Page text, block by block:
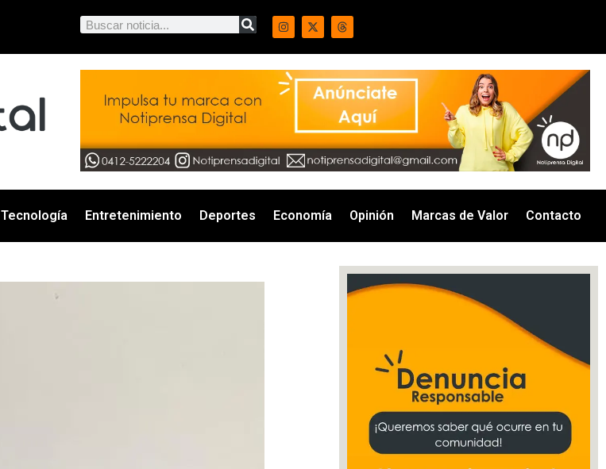
Tecnología Entretenimiento Deportes Economía Opinión Marcas de Valor Contacto